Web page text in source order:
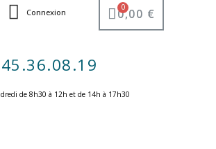
Connexion 0,00 €
de 8h30 à 12h et de 14h à 17h30